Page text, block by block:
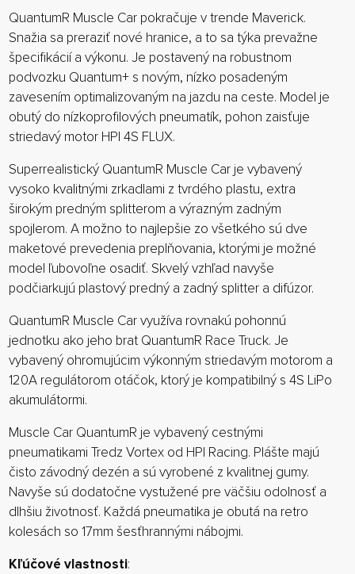
QuantumR Muscle Car pokračuje v trende Maverick.
Snažia sa preraziť nové hranice, a to sa týka prevažne
špecifikácií a výkonu. Je postavený na robustnom
podvozku Quantum+ s novým, nízko posadeným
zavesením optimalizovaným na jazdu na ceste. Model je
obutý do nízkoprofilových pneumatík, pohon zaisťuje
striedavý motor HPI 4S FLUX.
Superrealistický QuantumR Muscle Car je vybavený
vysoko kvalitnými zrkadlami z tvrdého plastu, extra
širokým predným splitterom a výrazným zadným
spojlerom. A možno to najlepšie zo všetkého sú dve
maketové prevedenia preplňovania, ktorými je možné
model ľubovoľne osadiť. Skvelý vzhľad navyše
podčiarkujú plastový predný a zadný splitter a difúzor.
QuantumR Muscle Car využíva rovnakú pohonnú
jednotku ako jeho brat QuantumR Race Truck. Je
vybavený ohromujúcim výkonným striedavým motorom a
120A regulátorom otáčok, ktorý je kompatibilný s 4S LiPo
akumulátormi.
Muscle Car QuantumR je vybavený cestnými
pneumatikami Tredz Vortex od HPI Racing. Plášte majú
čisto závodný dezén a sú vyrobené z kvalitnej gumy.
Navyše sú dodatočne vystužené pre väčšiu odolnosť a
dlhšiu životnosť. Každá pneumatika je obutá na retro
kolesách so 17mm šesťhrannými nábojmi.
Kľúčové vlastnosti: